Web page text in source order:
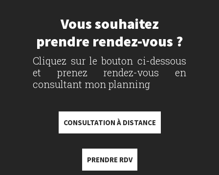
Vous souhaitez
prendre rendez-vous ?
Cliquez sur le bouton ci-dessous
et prenez rendez-vous en
consultant mon planning
CONSULTATION À DISTANCE
PRENDRE RDV